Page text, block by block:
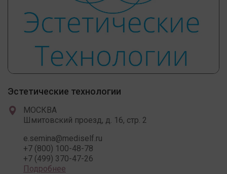
Эстетические технологии
МОСКВА
Шмитовский проезд, д. 16, стр. 2
e.semina@mediself.ru
+7 (800) 100-48-78
+7 (499) 370-47-26
Подробнее